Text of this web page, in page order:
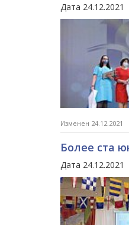
Дата 24.12.2021
Изменен 24.12.2021
Более ста
Дата 24.12.2021